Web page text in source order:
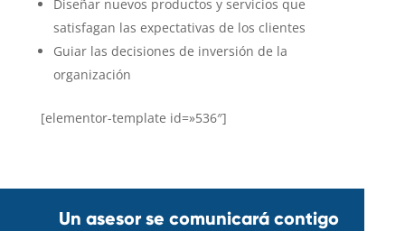
Diseñar nuevos productos y servicios que
satisfagan las expectativas de los clientes
Guiar las decisiones de inversión de la
organización
[elementor-template id=»536″]
Un asesor se comunicará contigo